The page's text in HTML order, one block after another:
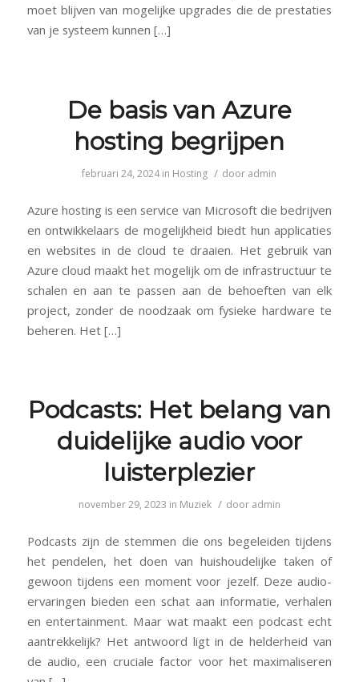
moet blijven van mogelijke upgrades die de prestaties
van je systeem kunnen […]
De basis van Azure
hosting begrijpen
februari 24, 2024 in Hosting / door admin
Azure hosting is een service van Microsoft die bedrijven
en ontwikkelaars de mogelijkheid biedt hun applicaties
en websites in de cloud te draaien. Het gebruik van
Azure cloud maakt het mogelijk om de infrastructuur te
schalen en aan te passen aan de behoeften van elk
project, zonder de noodzaak om fysieke hardware te
beheren. Het […]
Podcasts: Het belang van
duidelijke audio voor
luisterplezier
november 29, 2023 in Muziek / door admin
Podcasts zijn de stemmen die ons begeleiden tijdens
het pendelen, het doen van huishoudelijke taken of
gewoon tijdens een moment voor jezelf. Deze audio-
ervaringen bieden een schat aan informatie, verhalen
en entertainment. Maar wat maakt een podcast echt
aantrekkelijk? Het antwoord ligt in de helderheid van
de audio, een cruciale factor voor het maximaliseren